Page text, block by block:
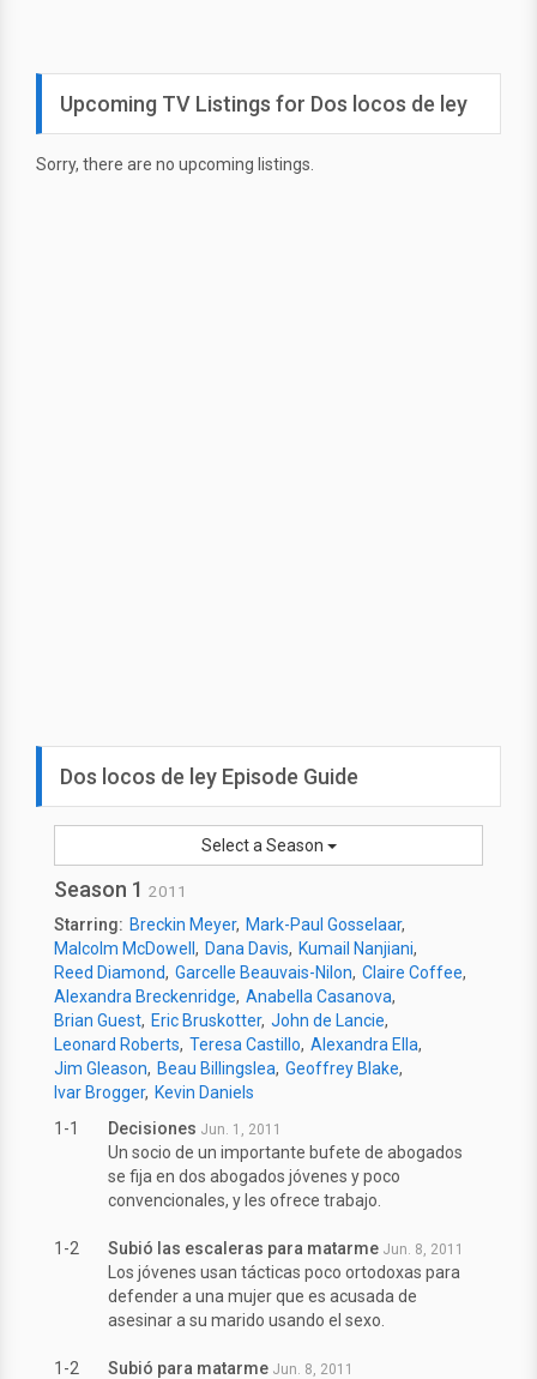
Upcoming TV Listings for Dos locos de ley
Sorry, there are no upcoming listings.
Dos locos de ley Episode Guide
Select a Season
Season 1 2011
Starring: Breckin Meyer
Mark-Paul Gosselaar
Malcolm McDowell
Dana Davis
Kumail Nanjiani
Reed Diamond
Garcelle Beauvais-Nilon Claire Coffee
Alexandra Breckenridge Anabella Casanova
Brian Guest
Eric Bruskotter John de Lancie
Leonard Roberts Teresa Castillo Alexandra Ella
Jim Gleason
Beau Billingslea Geoffrey Blake
Ivar Brogger
Kevin Daniels
1-1
Decisiones Jun. 1, 2011
Un socio de un importante bufete de abogados
se fija en dos abogados jóvenes y poco
convencionales, y les ofrece trabajo.
1-2 Subió las escaleras para matarme Jun. 8, 2011
Los jóvenes usan tácticas poco ortodoxas para
defender a una mujer que es acusada de
asesinar a su marido usando el sexo.
1-2 Subió para matarme Jun. 8, 2011